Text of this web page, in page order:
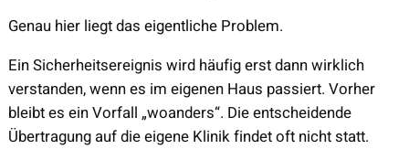
Genau hier liegt das eigentliche Problem.
Ein Sicherheitsereignis wird häufig erst dann wirklich
verstanden, wenn es im eigenen Haus passiert. Vorher
bleibt es ein Vorfall „woanders“. Die entscheidende
Übertragung auf die eigene Klinik findet oft nicht statt.